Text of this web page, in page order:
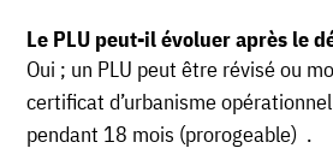
Le PLU peut-il évoluer après le
Oui ; un PLU peut être révisé ou
certificat d’urbanisme
pendant 18 mois (prorogeable) .